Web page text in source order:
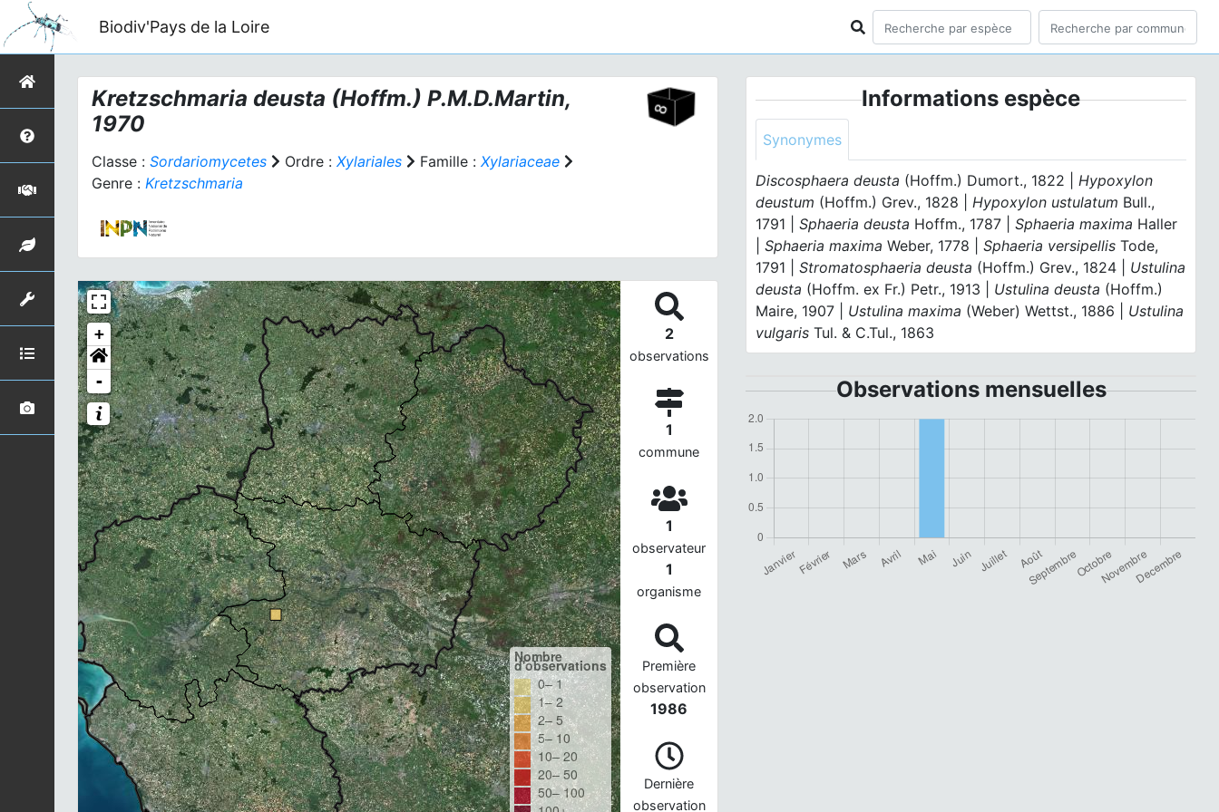
Biodiv'Pays de la Loire
Kretzschmaria deusta (Hoffm.) P.M.D.Martin,
1970
Classe : Sordariomycetes Ordre : Xylariales Famille : Xylariaceae
Genre : Kretzschmaria
+
-
Nombre
d'observations
0– 1
1– 2
2– 5
5– 10
10– 20
20– 50
50– 100
2
observations
1
commune
1
observateur
1
organisme
Première
observation
1986
Dernière
observation
Informations espèce
Synonymes
Discosphaera deusta (Hoffm.) Dumort., 1822 |Hypoxylon
deustum (Hoffm.) Grev., 1828 |Hypoxylon ustulatum Bull.,
1791 |Sphaeria deusta Hoffm., 1787 |Sphaeria maxima Haller
|Sphaeria maxima Weber, 1778 |Sphaeria versipellis Tode,
1791 |Stromatosphaeria deusta (Hoffm.) Grev., 1824 | Ustulina
deusta (Hoffm. ex Fr.) Petr., 1913 | Ustulina deusta (Hoffm.)
Maire, 1907 | Ustulina maxima (Weber) Wettst., 1886 | Ustulina
vulgaris Tul. & C.Tul., 1863
Observations mensuelles